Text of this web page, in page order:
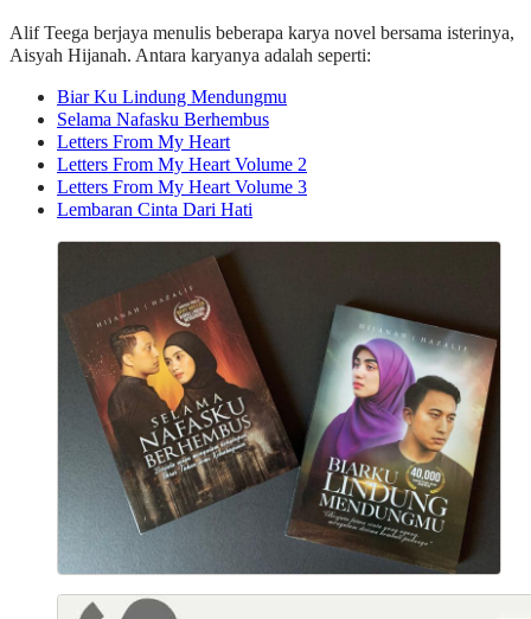
Alif Teega berjaya menulis beberapa karya novel bersama isterinya,
Aisyah Hijanah. Antara karyanya adalah seperti:
Biar Ku Lindung Mendungmu
Selama Nafasku Berhembus
Letters From My Heart
Letters From My Heart Volume 2
Letters From My Heart Volume 3
Lembaran Cinta Dari Hati